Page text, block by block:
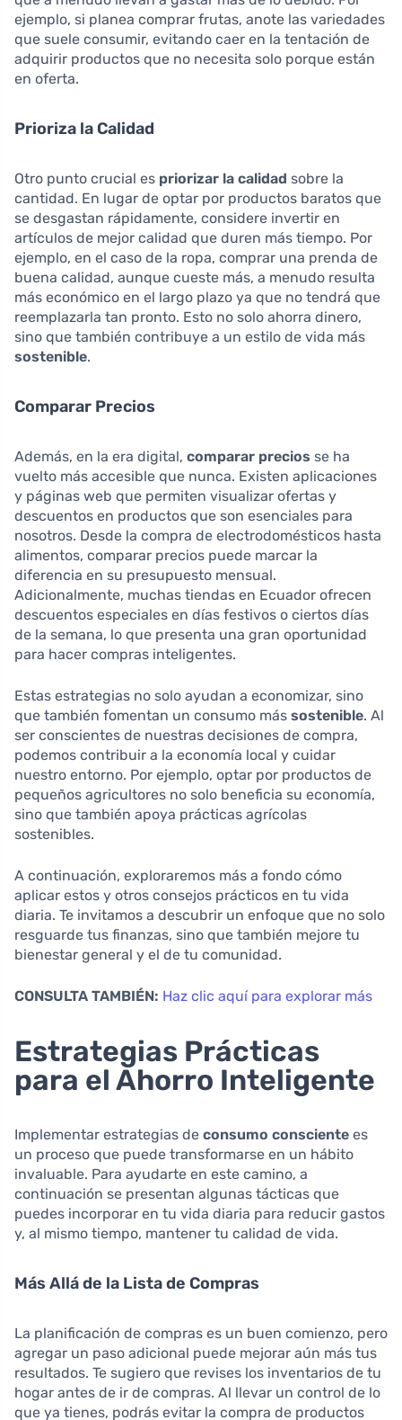
ejemplo, si planea comprar frutas, anote las variedades
que suele consumir, evitando caer en la tentación de
adquirir productos que no necesita solo porque están
en oferta.
Prioriza la Calidad
Otro punto crucial es priorizar la calidad sobre la
cantidad. En lugar de optar por productos baratos que
se desgastan rápidamente, considere invertir en
artículos de mejor calidad que duren más tiempo. Por
ejemplo, en el caso de la ropa, comprar una prenda de
buena calidad, aunque cueste más, a menudo resulta
más económico en el largo plazo ya que no tendrá que
reemplazarla tan pronto. Esto no solo ahorra dinero,
sino que también contribuye a un estilo de vida más
sostenible.
Comparar Precios
Además, en la era digital, comparar precios se ha
vuelto más accesible que nunca. Existen aplicaciones
y páginas web que permiten visualizar ofertas y
descuentos en productos que son esenciales para
nosotros. Desde la compra de electrodomésticos hasta
alimentos, comparar precios puede marcar la
diferencia en su presupuesto mensual.
Adicionalmente, muchas tiendas en Ecuador ofrecen
descuentos especiales en días festivos o ciertos días
de la semana, lo que presenta una gran oportunidad
para hacer compras inteligentes.
Estas estrategias no solo ayudan a economizar, sino
que también fomentan un consumo más sostenible. Al
ser conscientes de nuestras decisiones de compra,
podemos contribuir a la economía local y cuidar
nuestro entorno. Por ejemplo, optar por productos de
pequeños agricultores no solo beneficia su economía,
sino que también apoya prácticas agrícolas
sostenibles.
A continuación, exploraremos más a fondo cómo
aplicar estos y otros consejos prácticos en tu vida
diaria. Te invitamos a descubrir un enfoque que no solo
resguarde tus finanzas, sino que también mejore tu
bienestar general y el de tu comunidad.
CONSULTA TAMBIÉN: Haz clic aquí para explorar más
Estrategias Prácticas
para el Ahorro Inteligente
Implementar estrategias de consumo consciente es
un proceso que puede transformarse en un hábito
invaluable. Para ayudarte en este camino, a
continuación se presentan algunas tácticas que
puedes incorporar en tu vida diaria para reducir gastos
y, al mismo tiempo, mantener tu calidad de vida.
Más Allá de la Lista de Compras
La planificación de compras es un buen comienzo, pero
agregar un paso adicional puede mejorar aún más tus
resultados. Te sugiero que revises los inventarios de tu
hogar antes de ir de compras. Al llevar un control de lo
que ya tienes, podrás evitar la compra de productos